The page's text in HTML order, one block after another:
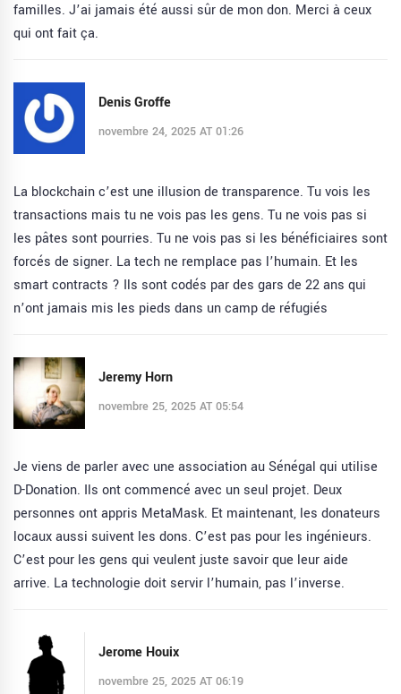
familles. J’ai jamais été aussi sûr de mon don. Merci à ceux
qui ont fait ça.
Denis Groffe
novembre 24, 2025 AT 01:26
La blockchain c’est une illusion de transparence. Tu vois les
transactions mais tu ne vois pas les gens. Tu ne vois pas si
les pâtes sont pourries. Tu ne vois pas si les bénéficiaires sont
forcés de signer. La tech ne remplace pas l’humain. Et les
smart contracts ? Ils sont codés par des gars de 22 ans qui
n’ont jamais mis les pieds dans un camp de réfugiés
Jeremy Horn
novembre 25, 2025 AT 05:54
Je viens de parler avec une association au Sénégal qui utilise
D-Donation. Ils ont commencé avec un seul projet. Deux
personnes ont appris MetaMask. Et maintenant, les donateurs
locaux aussi suivent les dons. C’est pas pour les ingénieurs.
C’est pour les gens qui veulent juste savoir que leur aide
arrive. La technologie doit servir l’humain, pas l’inverse.
Jerome Houix
novembre 25, 2025 AT 06:19